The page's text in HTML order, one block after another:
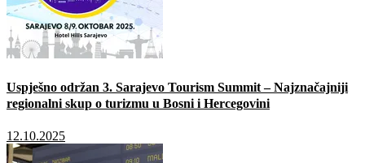
Uspješno održan 3. Sarajevo Tourism Summit – Najznačajniji
regionalni skup o turizmu u Bosni i Hercegovini
12.10.2025